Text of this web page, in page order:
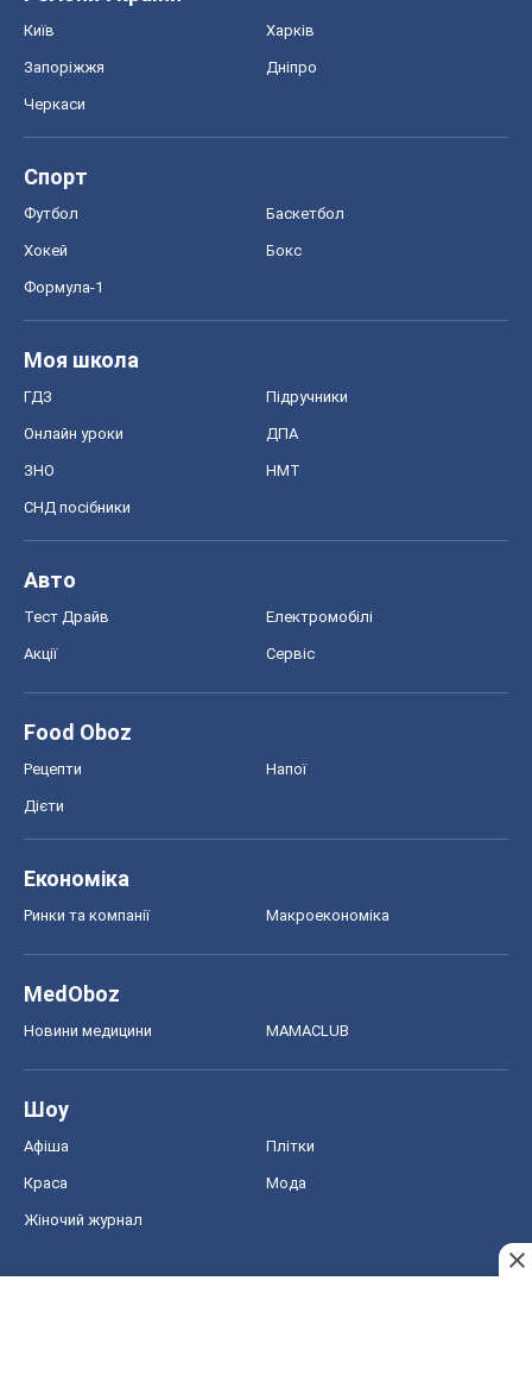
Київ Харків
Запоріжжя Дніпро
Черкаси
Спорт
Футбол Баскетбол
Хокей Бокс
Формула-1
Моя школа
ГДЗ Підручники
Онлайн уроки ДПА
ЗНО НМТ
СНД посібники
Авто
Тест Драйв Електромобілі
Акції Сервіс
Food Oboz
Рецепти Напої
Дієти
Економіка
Ринки та компанії Макроекономіка
MedOboz
Новини медицини MAMACLUB
Шоу
Афіша Плітки
Краса Мода
Жіночий журнал